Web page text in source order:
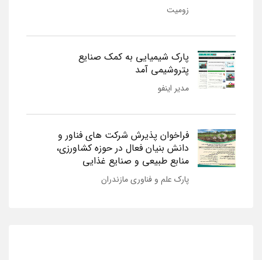
زومیت
پارک شیمیایی به کمک صنایع
پتروشیمی آمد
مدیر اینفو
فراخوان پذیرش شرکت های فناور و
دانش بنیان فعال در حوزه کشاورزی،
منابع طبیعی و صنایع غذایی
پارک علم و فناوری مازندران